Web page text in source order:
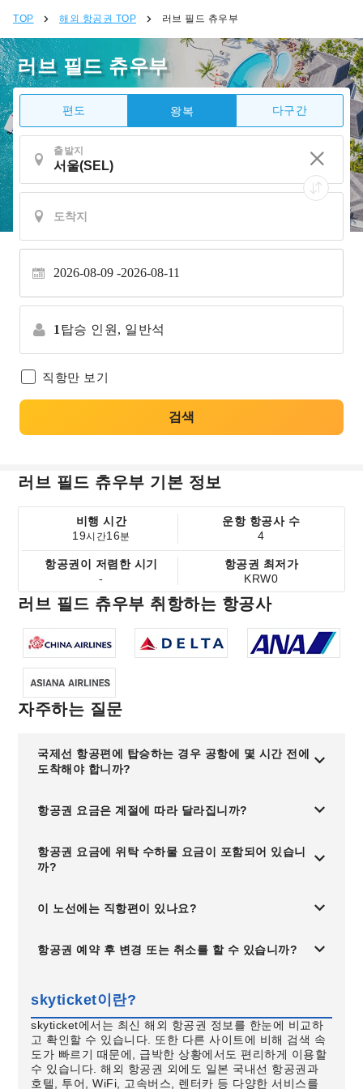
TOP 해외 항공권 TOP 러브 필드 츄우부
러브 필드 츄우부
편도 왕복 다구간
출발지
2026-08-09 2026-08-11
1 탑승 인원, 일반석
직항만 보기
검색
러브 필드 츄우부 기본 정보
비행 시간
19시간16분
운항 항공사 수
4
항공권이 저렴한 시기
-
항공권 최저가
KRW0
러브 필드 츄우부 취항하는 항공사
자주하는 질문
국제선 항공편에 탑승하는 경우 공항에 몇 시간 전에
도착해야 합니까?
항공권 요금은 계절에 따라 달라집니까?
항공권 요금에 위탁 수하물 요금이 포함되어 있습니
까?
이 노선에는 직항편이 있나요?
항공권 예약 후 변경 또는 취소를 할 수 있습니까?
skyticket이란?
skyticket에서는 최신 해외 항공권 정보를 한눈에 비교하
고 확인할 수 있습니다. 또한 다른 사이트에 비해 검색 속
도가 빠르기 때문에, 급박한 상황에서도 편리하게 이용할
수 있습니다. 해외 항공권 외에도 일본 국내선 항공권과
호텔, 투어, WiFi, 고속버스, 렌터카 등 다양한 서비스를